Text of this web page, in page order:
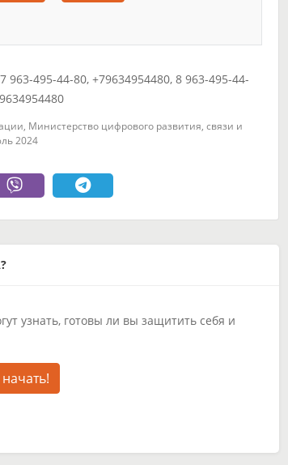
963-495-44-80, +79634954480, 8 963-495-44-
Министерство цифрового развития, связи и
2024
узнать, готовы ли вы защитить себя и